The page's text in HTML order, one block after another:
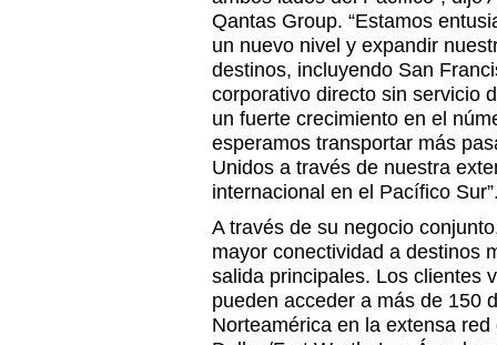
Qantas Group. “Estamos
un nuevo nivel y expandir
destinos, incluyendo San
corporativo directo sin servicio
un fuerte crecimiento en el
esperamos transportar más
Unidos a través de nuestra
internacional en el Pacífico
A través de su negocio
mayor conectividad a destinos
salida principales. Los clientes
pueden acceder a más de 150
Norteamérica en la extensa